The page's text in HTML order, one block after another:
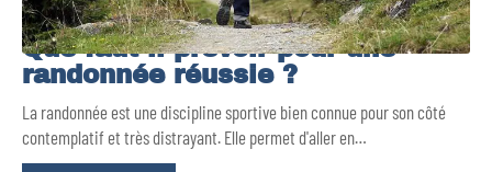
Que faut-il prévoir pour une
randonnée réussie ?
La randonnée est une discipline sportive bien connue pour son côté
contemplatif et très distrayant. Elle permet d'aller en…